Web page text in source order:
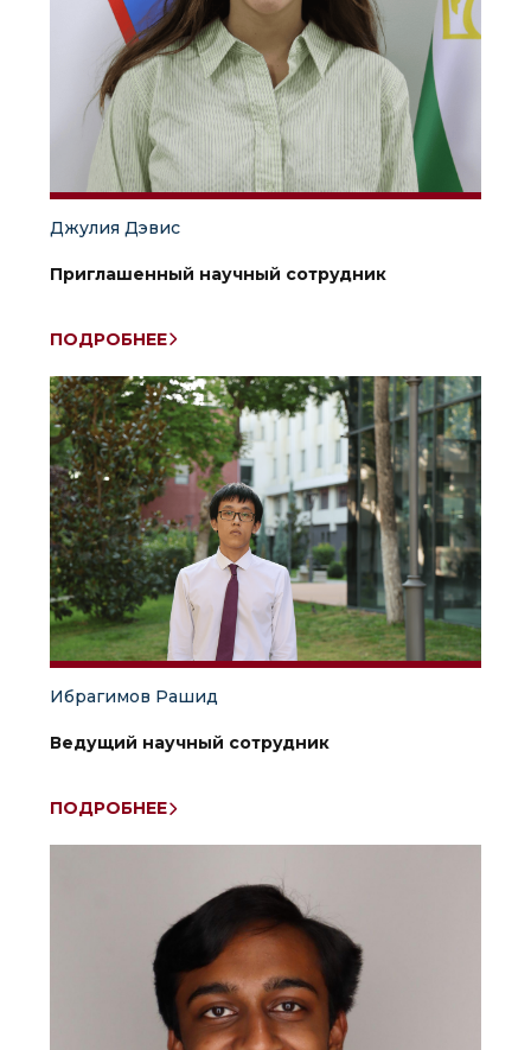
Джулия Дэвис
Приглашенный научный сотрудник
ПОДРОБНЕЕ
Ибрагимов Рашид
Ведущий научный сотрудник
ПОДРОБНЕЕ